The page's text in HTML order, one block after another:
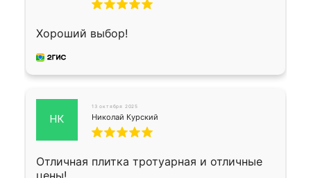
Хороший выбор!
НК
13 октября 2025
Николай Курский
Отличная плитка тротуарная и отличные
цены!